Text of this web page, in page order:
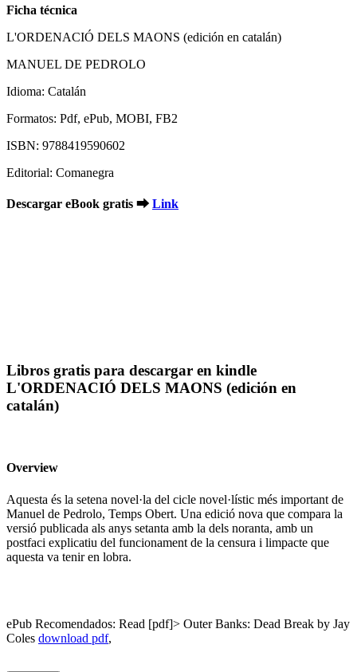
Ficha técnica
L'ORDENACIÓ DELS MAONS (edición en catalán)
MANUEL DE PEDROLO
Idioma: Catalán
Formatos: Pdf, ePub, MOBI, FB2
ISBN: 9788419590602
Editorial: Comanegra
Descargar eBook gratis ➡ Link
Libros gratis para descargar en kindle
L'ORDENACIÓ DELS MAONS (edición en
catalán)
Overview
Aquesta és la setena novel·la del cicle novel·lístic més important de
Manuel de Pedrolo, Temps Obert. Una edició nova que compara la
versió publicada als anys setanta amb la dels noranta, amb un
postfaci explicatiu del funcionament de la censura i limpacte que
aquesta va tenir en lobra.
ePub Recomendados: Read [pdf]> Outer Banks: Dead Break by Jay
Coles download pdf,